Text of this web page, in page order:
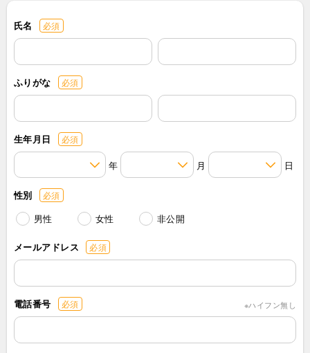
氏名 必須
ふりがな 必須
生年月日 必須
年 月 日
性別 必須
男性 女性 非公開
メールアドレス 必須
電話番号 必須 ※ハイフン無し